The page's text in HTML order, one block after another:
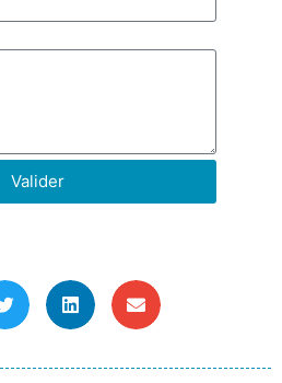
Valider